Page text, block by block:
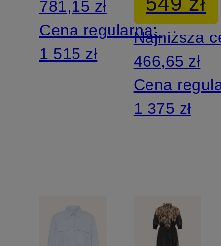
781,15 zł
Cena regularna:
1 515 zł
perełkami
Najniższa
466,65 zł
Cena
1 375 zł